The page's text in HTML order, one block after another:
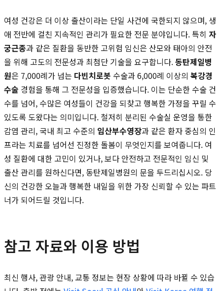
여성 건강은 더 이상 출산이라는 단일 사건에 국한되지 않으며, 생
애 전반에 걸친 지속적인 관리가 필요한 전문 분야입니다. 특히 자
궁근종과 같은 질환을 동반한 고위험 임신은 산모와 태아의 안전
을 위해 고도의 전문성과 최첨단 기술을 요구합니다.동탄제일병
원은 7,000례가 넘는 다빈치로봇 수술과 6,000례 이상의 복강경
수술 경험을 통해 그 전문성을 입증했습니다. 이는 단순한 수술 건
수를 넘어, 수많은 여성들이 건강을 되찾고 행복한 가정을 꾸릴 수
있도록 도왔다는 의미입니다. 철저히 분리된 수술실 운영을 통한
감염 관리, 국내 최고 수준의 임산부수영장과 같은 환자 중심의 인
프라는 치료를 넘어선 진정한 돌봄이 무엇인지를 보여줍니다. 여
성 질환에 대한 고민이 있거나, 보다 안전하고 전문적인 임신 및
출산 관리를 원하신다면, 동탄제일병원의 문을 두드리십시오. 당
신의 건강한 오늘과 행복한 내일을 위한 가장 신뢰할 수 있는 파트
너가 되어드릴 것입니다.
참고 자료와 이용 방법
최신 행사, 관광 안내, 교통 정보는 현장 상황에 따라 바뀔 수 있습